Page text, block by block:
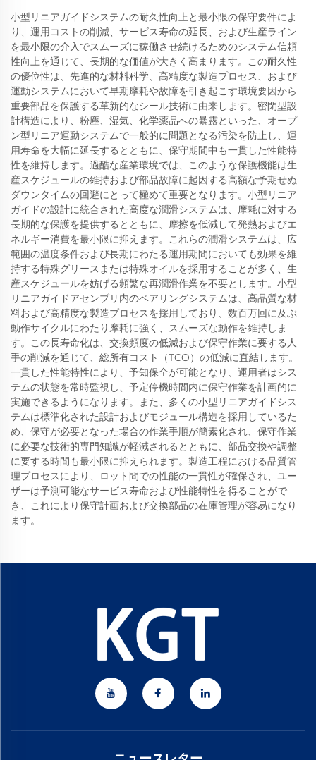
小型リニアガイドシステムの耐久性向上と最小限の保守要件によ
り、運用コストの削減、サービス寿命の延長、および生産ライン
を最小限の介入でスムーズに稼働させ続けるためのシステム信頼
性向上を通じて、長期的な価値が大きく高まります。この耐久性
の優位性は、先進的な材料科学、高精度な製造プロセス、および
運動システムにおいて早期摩耗や故障を引き起こす環境要因から
重要部品を保護する革新的なシール技術に由来します。密閉型設
計構造により、粉塵、湿気、化学薬品への暴露といった、オープ
ン型リニア運動システムで一般的に問題となる汚染を防止し、運
用寿命を大幅に延長するとともに、保守期間中も一貫した性能特
性を維持します。過酷な産業環境では、このような保護機能は生
産スケジュールの維持および部品故障に起因する高額な予期せぬ
ダウンタイムの回避にとって極めて重要となります。小型リニア
ガイドの設計に統合された高度な潤滑システムは、摩耗に対する
長期的な保護を提供するとともに、摩擦を低減して発熱およびエ
ネルギー消費を最小限に抑えます。これらの潤滑システムは、広
範囲の温度条件および長期にわたる運用期間においても効果を維
持する特殊グリースまたは特殊オイルを採用することが多く、生
産スケジュールを妨げる頻繁な再潤滑作業を不要とします。小型
リニアガイドアセンブリ内のベアリングシステムは、高品質な材
料および高精度な製造プロセスを採用しており、数百万回に及ぶ
動作サイクルにわたり摩耗に強く、スムーズな動作を維持しま
す。この長寿命化は、交換頻度の低減および保守作業に要する人
手の削減を通じて、総所有コスト（TCO）の低減に直結します。
一貫した性能特性により、予知保全が可能となり、運用者はシス
テムの状態を常時監視し、予定停機時間内に保守作業を計画的に
実施できるようになります。また、多くの小型リニアガイドシス
テムは標準化された設計およびモジュール構造を採用しているた
め、保守が必要となった場合の作業手順が簡素化され、保守作業
に必要な技術的専門知識が軽減されるとともに、部品交換や調整
に要する時間も最小限に抑えられます。製造工程における品質管
理プロセスにより、ロット間での性能の一貫性が確保され、ユー
ザーは予測可能なサービス寿命および性能特性を得ることがで
き、これにより保守計画および交換部品の在庫管理が容易になり
ます。